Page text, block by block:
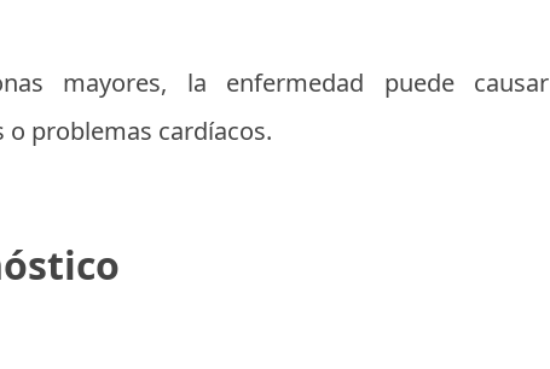
mayores, la enfermedad puede causar
problemas cardíacos.